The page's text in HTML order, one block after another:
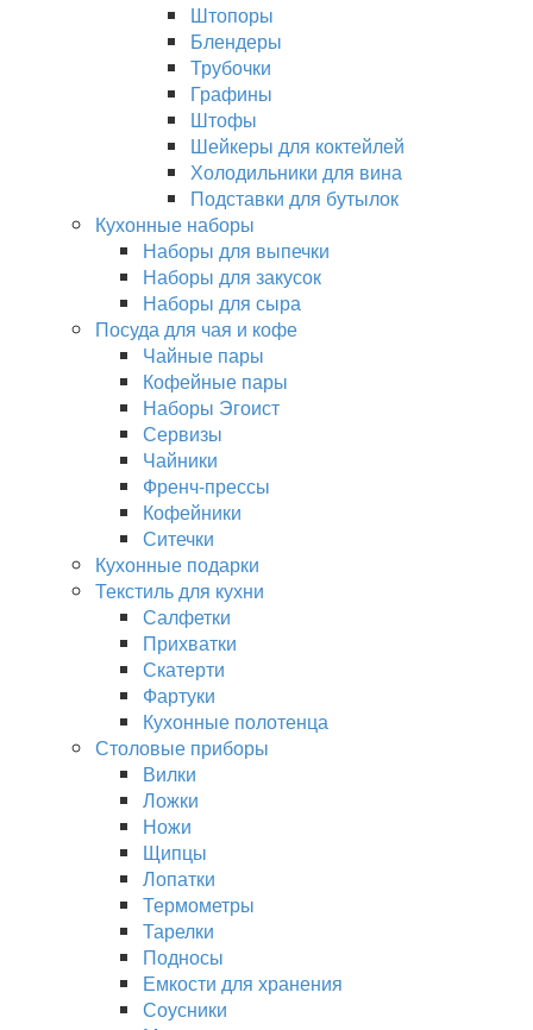
Штопоры
Блендеры
Трубочки
Графины
Штофы
Шейкеры для коктейлей
Холодильники для вина
Подставки для бутылок
Кухонные наборы
Наборы для выпечки
Наборы для закусок
Наборы для сыра
Посуда для чая и кофе
Чайные пары
Кофейные пары
Наборы Эгоист
Сервизы
Чайники
Френч-прессы
Кофейники
Ситечки
Кухонные подарки
Текстиль для кухни
Салфетки
Прихватки
Скатерти
Фартуки
Кухонные полотенца
Столовые приборы
Вилки
Ложки
Ножи
Щипцы
Лопатки
Термометры
Тарелки
Подносы
Емкости для хранения
Соусники